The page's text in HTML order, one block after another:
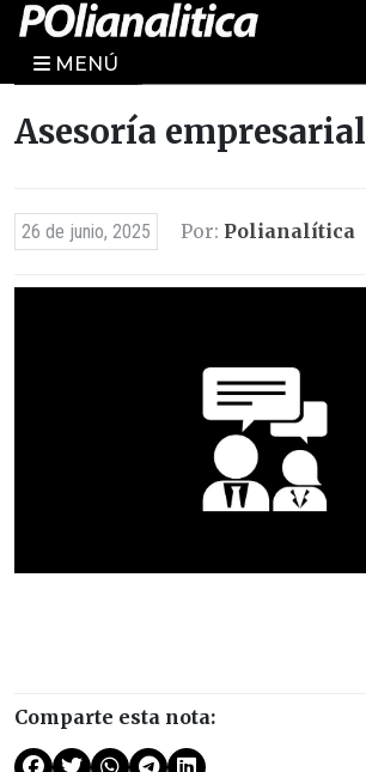
MENÚ
Asesoría empresarial
26 de junio, 2025 Por: Polianalítica
Comparte esta nota: